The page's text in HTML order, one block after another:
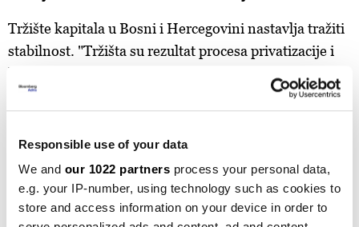
Responsible use of your data
We and our 1022 partners process your personal data,
e.g. your IP-number, using technology such as cookies to
store and access information on your device in order to
Tržište kapitala u Bosni i Hercegovini nastavlja tražiti
stabilnost. "Tržišta su rezultat procesa privatizacije i
konsolidacije vlasništva, što je smanjilo broj
besplatnih akcija i posljedično uticalo na promet na
direktor Sarajevske berze. Prioritet u 2025. godini bit
će razvoj domaćeg tržišta i privlačenje novih
investitora kroz obrazovanje i regulatorne reforme.